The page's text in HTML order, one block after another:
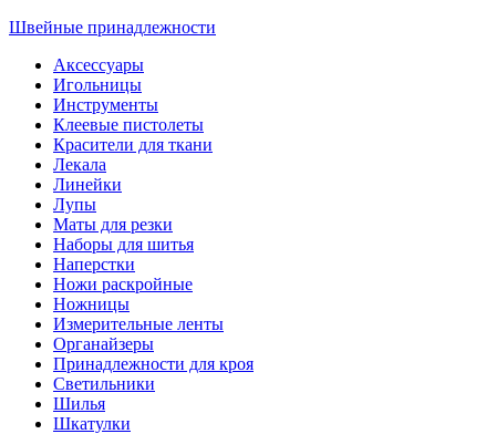
Швейные принадлежности
Аксессуары
Игольницы
Инструменты
Клеевые пистолеты
Красители для ткани
Лекала
Линейки
Лупы
Маты для резки
Наборы для шитья
Наперстки
Ножи раскройные
Ножницы
Измерительные ленты
Органайзеры
Принадлежности для кроя
Светильники
Шилья
Шкатулки